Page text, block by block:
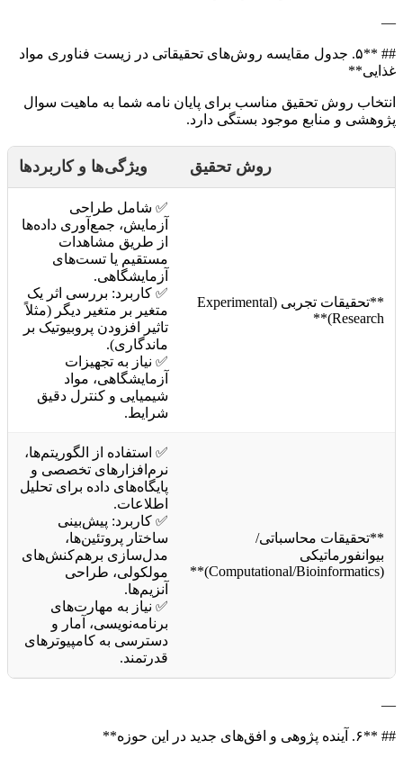
—
## **۵. جدول مقایسه روش‌های تحقیقاتی در زیست فناوری مواد
غذایی**
انتخاب روش تحقیق مناسب برای پایان نامه شما به ماهیت سوال
پژوهشی و منابع موجود بستگی دارد.
روش تحقیق ویژگی‌ها و کاربردها
**تحقیقات تجربی (Experimental
Research)**
✅ شامل طراحی
آزمایش، جمع‌آوری داده‌ها
از طریق مشاهدات
مستقیم یا تست‌های
آزمایشگاهی.
✅ کاربرد: بررسی اثر یک
متغیر بر متغیر دیگر (مثلاً
تاثیر افزودن پروبیوتیک بر
ماندگاری).
✅ نیاز به تجهیزات
آزمایشگاهی، مواد
شیمیایی و کنترل دقیق
شرایط.
**تحقیقات محاسباتی/
بیوانفورماتیکی
(Computational/Bioinformatics)**
✅ استفاده از الگوریتم‌ها،
نرم‌افزارهای تخصصی و
پایگاه‌های داده برای تحلیل
اطلاعات.
✅ کاربرد: پیش‌بینی
ساختار پروتئین‌ها،
مدل‌سازی برهم‌کنش‌های
مولکولی، طراحی
آنزیم‌ها.
✅ نیاز به مهارت‌های
برنامه‌نویسی، آمار و
دسترسی به کامپیوترهای
قدرتمند.
—
## **۶. آینده پژوهی و افق‌های جدید در این حوزه**